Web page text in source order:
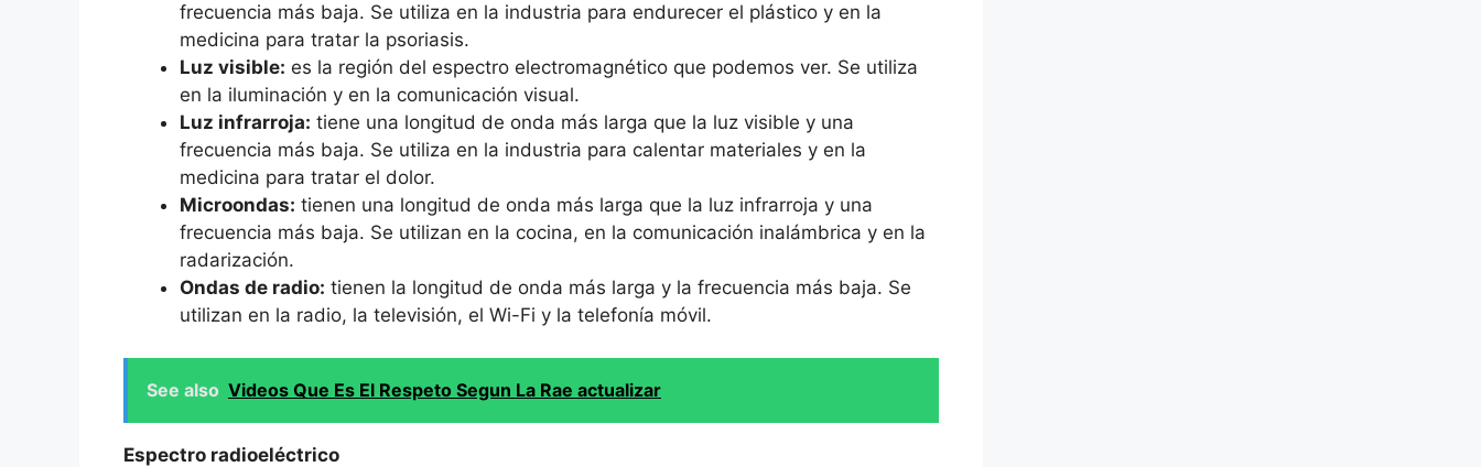
frecuencia más baja. Se utiliza en la industria para endurecer el plástico y en la
medicina para tratar la psoriasis.
Luz visible: es la región del espectro electromagnético que podemos ver. Se utiliza
en la iluminación y en la comunicación visual.
Luz infrarroja: tiene una longitud de onda más larga que la luz visible y una
frecuencia más baja. Se utiliza en la industria para calentar materiales y en la
medicina para tratar el dolor.
Microondas: tienen una longitud de onda más larga que la luz infrarroja y una
frecuencia más baja. Se utilizan en la cocina, en la comunicación inalámbrica y en la
radarización.
Ondas de radio: tienen la longitud de onda más larga y la frecuencia más baja. Se
utilizan en la radio, la televisión, el Wi-Fi y la telefonía móvil.
See also Videos Que Es El Respeto Segun La Rae actualizar
Espectro radioeléctrico